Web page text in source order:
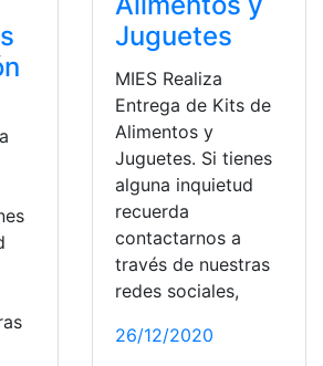
Juguetes
MIES Realiza
Entrega de Kits de
Alimentos y
Juguetes. Si tienes
alguna inquietud
recuerda
contactarnos a
través de nuestras
redes sociales,
26/12/2020